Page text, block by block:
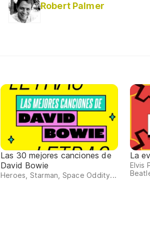
Robert Palmer
Las 30 mejores canciones de
David Bowie
Heroes, Starman, Space Oddity...
La
Elvis